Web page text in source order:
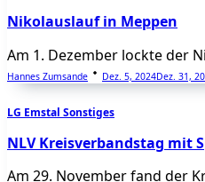
Nikolauslauf in Meppen
Am 1. Dezember lockte der
Hannes Zumsande Dez. 5, 2024Dez. 31,
LG Emstal Sonstiges
NLV Kreisverbandstag mit
Am 29. November fand der